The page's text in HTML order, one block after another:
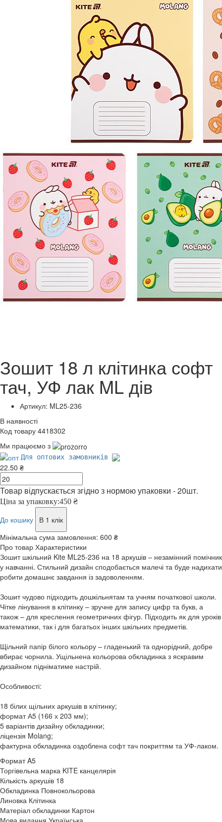
Зошит 18 л клітинка софт
тач, УФ лак ML дів
Артикул: ML25-236
В наявності
Код товару 4418302
Ми працюємо з
Для оптових замовників
22.50 ₴
Товар відпускається згідно з нормою упаковки - 20шт.
Ціна за упаковку:450 ₴
До кошику
В 1 клік
Мінімальна сума замовлення: 600 ₴
Про товар Характеристики
Зошит шкільний Kite ML25-236 на 18 аркушів – незамінний помічник
у навчанні. Стильний дизайн сподобається малечі та буде надихати
робити домашнє завдання із задоволенням.
Зошит чудово підходить дошкільнятам та учням початкової школи.
Чітке лінування в клітинку – зручне для запису цифр та букв, а
також – для креслення геометричних фігур. Підходить як для уроків
математики, так і для багатьох інших шкільних предметів.
Щільний папір білого кольору – гладенький та однорідний, добре
вбирає чорнила. Ущільнена кольорова обкладинка з яскравим
дизайном підніматиме настрій.
Особливості:
18 білих щільних аркушів в клітинку;
формат А5 (166 х 203 мм);
5 варіантів дизайну обкладинки;
ліцензія Molang;
фактурна обкладинка оздоблена софт тач покриттям та УФ-лаком.
Формат A5
Торгівельна марка KITE канцелярія
Кількість аркушів 18
Обкладинка Повнокольорова
Линовка Клітинка
Матеріал обкладинки Картон